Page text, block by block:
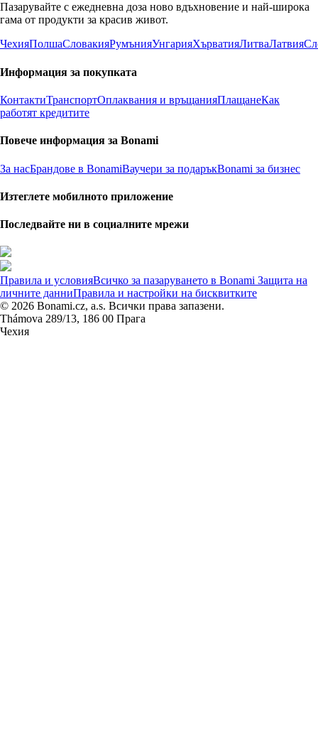
Пазарувайте с ежедневна доза ново вдъхновение и най-широка
гама от продукти за красив живот.
ЧехияПолшаСловакияРумънияУнгарияХърватияЛитваЛатвия
Информация за покупката
КонтактиТранспортОплаквания и връщанияПлащанеКак
работят кредитите
Повече информация за Bonami
За насБрандове в BonamiВаучери за подаръкBonami за бизнес
Изтеглете мобилното приложение
Последвайте ни в социалните мрежи
Правила и условияВсичко за пазаруването в Bonami Защита на
личните данниПравила и настройки на бисквитките
© 2026 Bonami.cz, a.s. Всички права запазени.
Thámova 289/13, 186 00 Прага
Чехия